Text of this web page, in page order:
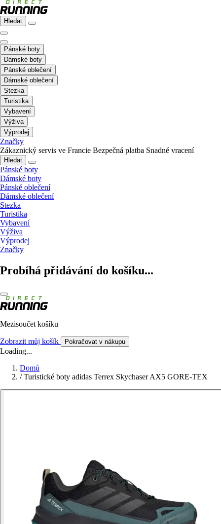
Hledat
Pánské boty
Dámské boty
Pánské oblečení
Dámské oblečení
Stezka
Turistika
Vybavení
Výživa
Výprodej
Značky
Zákaznický servis ve Francie Bezpečná platba Snadné vracení
Hledat
Pánské boty
Dámské boty
Pánské oblečení
Dámské oblečení
Stezka
Turistika
Vybavení
Výživa
Výprodej
Značky
Probíhá přidávání do košíku...
Mezisoučet košíku
Zobrazit můj košík Pokračovat v nákupu
Loading...
Domů
/ Turistické boty adidas Terrex Skychaser AX5 GORE-TEX